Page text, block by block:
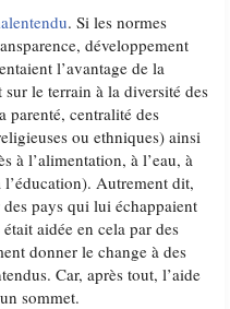
. Si les normes
développement
l’avantage de la
le terrain à la diversité des
parenté, centralité des
ou ethniques) ainsi
à l’alimentation, à l’eau, à
l’éducation). Autrement dit,
pays qui lui échappaient
aidée en cela par des
donner le change à des
Car, après tout, l’aide
un sommet.